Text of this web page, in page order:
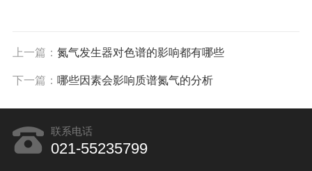
上一篇： 氮气发生器对色谱的影响都有哪些
下一篇： 哪些因素会影响质谱氮气的分析
联系电话
021-55235799